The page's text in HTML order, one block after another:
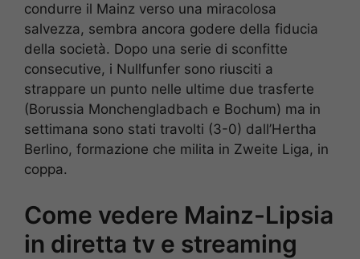
condurre il Mainz verso una miracolosa
salvezza, sembra ancora godere della fiducia
della società. Dopo una serie di sconfitte
consecutive, i Nullfunfer sono riusciti a
strappare un punto nelle ultime due trasferte
(Borussia Monchengladbach e Bochum) ma in
settimana sono stati travolti (3-0) dall’Hertha
Berlino, formazione che milita in Zweite Liga, in
coppa.
Come vedere Mainz-Lipsia
in diretta tv e streaming